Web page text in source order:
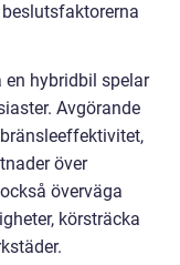
en hybridbil spelar
Avgörande
över
överväga
körsträcka